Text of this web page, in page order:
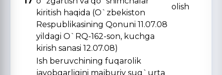
kiritish haqida (O`zbekiston
Respublikasining Qonuni 11.07.08
yildagi O`RQ-162-son, kuchga
kirish sanasi 12.07.08)
olish
Ish beruvchining fuqarolik
javobgarligini majburiy sug`urta